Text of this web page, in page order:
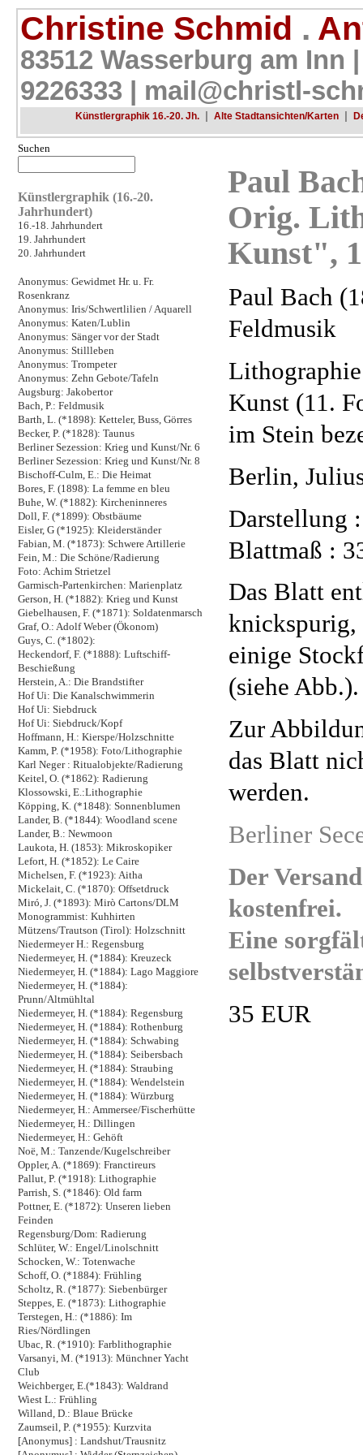
Christine Schmid .
83512 Wasserburg am Inn
9226333 | mail@christl-
Künstlergraphik 16.-20. Jh. | Alte Stadtansichten/Karten |
Suchen
Künstlergraphik (16.-20.
Jahrhundert)
16.-18. Jahrhundert
19. Jahrhundert
20. Jahrhundert
Anonymus: Gewidmet Hr. u. Fr.
Rosenkranz
Anonymus: Iris/Schwertlilien / Aquarell
Anonymus: Katen/Lublin
Anonymus: Sänger vor der Stadt
Anonymus: Stillleben
Anonymus: Trompeter
Anonymus: Zehn Gebote/Tafeln
Augsburg: Jakobertor
Bach, P.: Feldmusik
Barth, L. (*1898): Ketteler, Buss, Görres
Becker, P. (*1828): Taunus
Berliner Sezession: Krieg und Kunst/Nr. 6
Berliner Sezession: Krieg und Kunst/Nr. 8
Bischoff-Culm, E.: Die Heimat
Bores, F. (1898): La femme en bleu
Buhe, W. (*1882): Kircheninneres
Doll, F. (*1899): Obstbäume
Eisler, G (*1925): Kleiderständer
Fabian, M. (*1873): Schwere Artillerie
Fein, M.: Die Schöne/Radierung
Foto: Achim Strietzel
Garmisch-Partenkirchen: Marienplatz
Gerson, H. (*1882): Krieg und Kunst
Giebelhausen, F. (*1871): Soldatenmarsch
Graf, O.: Adolf Weber (Ökonom)
Guys, C. (*1802):
Heckendorf, F. (*1888): Luftschiff-
Beschießung
Herstein, A.: Die Brandstifter
Hof Ui: Die Kanalschwimmerin
Hof Ui: Siebdruck
Hof Ui: Siebdruck/Kopf
Hoffmann, H.: Kierspe/Holzschnitte
Kamm, P. (*1958): Foto/Lithographie
Karl Neger : Ritualobjekte/Radierung
Keitel, O. (*1862): Radierung
Klossowski, E.:Lithographie
Köpping, K. (*1848): Sonnenblumen
Lander, B. (*1844): Woodland scene
Lander, B.: Newmoon
Laukota, H. (1853): Mikroskopiker
Lefort, H. (*1852): Le Caire
Michelsen, F. (*1923): Aitha
Mickelait, C. (*1870): Offsetdruck
Miró, J. (*1893): Mirò Cartons/DLM
Monogrammist: Kuhhirten
Mützens/Trautson (Tirol): Holzschnitt
Niedermeyer H.: Regensburg
Niedermeyer, H. (*1884): Kreuzeck
Niedermeyer, H. (*1884): Lago Maggiore
Niedermeyer, H. (*1884):
Prunn/Altmühltal
Niedermeyer, H. (*1884): Regensburg
Niedermeyer, H. (*1884): Rothenburg
Niedermeyer, H. (*1884): Schwabing
Niedermeyer, H. (*1884): Seibersbach
Niedermeyer, H. (*1884): Straubing
Niedermeyer, H. (*1884): Wendelstein
Niedermeyer, H. (*1884): Würzburg
Niedermeyer, H.: Ammersee/Fischerhütte
Niedermeyer, H.: Dillingen
Niedermeyer, H.: Gehöft
Noë, M.: Tanzende/Kugelschreiber
Oppler, A. (*1869): Franctireurs
Pallut, P. (*1918): Lithographie
Parrish, S. (*1846): Old farm
Pottner, E. (*1872): Unseren lieben
Feinden
Regensburg/Dom: Radierung
Schlüter, W.: Engel/Linolschnitt
Schocken, W.: Totenwache
Schoff, O. (*1884): Frühling
Scholtz, R. (*1877): Siebenbürger
Steppes, E. (*1873): Lithographie
Terstegen, H.: (*1886): Im
Ries/Nördlingen
Ubac, R. (*1910): Farblithographie
Varsanyi, M. (*1913): Münchner Yacht
Club
Weichberger, E.(*1843): Waldrand
Wiest L.: Frühling
Willand, D.: Blaue Brücke
Zaumseil, P. (*1955): Kurzvita
[Anonymus] : Landshut/Trausnitz
Paul
Orig.
Kunst",
Paul Bach
Feldmusik
Kunst (11.
im Stein
Berlin,
Darstellung
Blattmaß :
Das Blatt
knickspurig,
einige
(siehe Abb.).
Zur
das Blatt
werden.
Berliner
Der
kostenfrei.
Eine
35 EUR